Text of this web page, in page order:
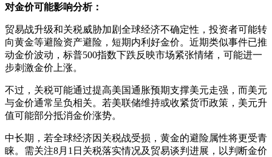
对金价可能影响分析：
贸易战升级和关税威胁加剧全球经济不确定性，投资者可能转
向黄金等避险资产避险，短期内利好金价。近期类似事件已推
动金价波动，标普500指数下跌反映市场紧张情绪，可能进一
步刺激金价上涨。
不过，关税可能通过提高美国通胀预期支撑美元走强，而美元
与金价通常呈负相关。若美联储维持或收紧货币政策，美元升
值可能部分抵消金价涨势。
中长期，若全球经济因关税战受损，黄金的避险属性将更受青
睐。需关注8月1日关税落实情况及贸易谈判进展，以判断金价